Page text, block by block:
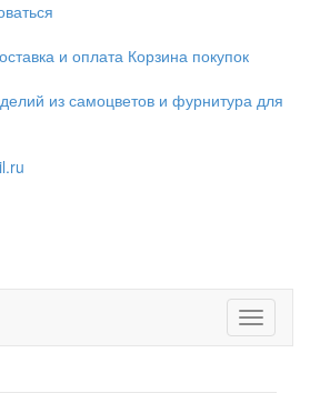
и оплата Корзина покупок
Toggle